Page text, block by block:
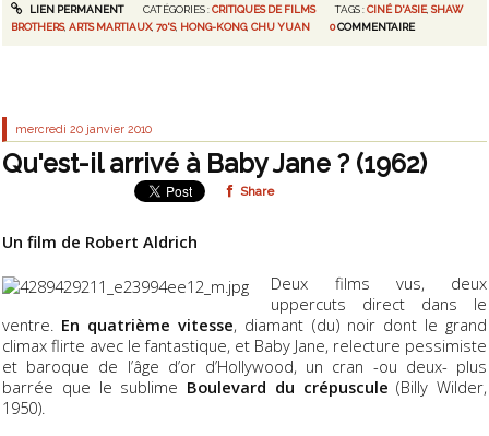
LIEN PERMANENT CATÉGORIES :CRITIQUES DE FILMS TAGS :CINÉ D'ASIE,SHAW
BROTHERS,ARTS MARTIAUX,70'S, HONG-KONG,CHU YUAN 0COMMENTAIRE
mercredi 20 janvier 2010
Qu'est-il arrivé à Baby Jane ? (1962)
Share
Un film de Robert Aldrich
Deux films vus, deux
uppercuts direct dans le
ventre. En quatrième vitesse, diamant (du) noir dont le grand
climax flirte avec le fantastique, et Baby Jane, relecture pessimiste
et baroque de l’âge d’or d’Hollywood, un cran -ou deux- plus
barrée que le sublime Boulevard du crépuscule (Billy Wilder,
1950).